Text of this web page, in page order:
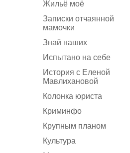
Жильё моё
Записки отчаянной
мамочки
Знай наших
Испытано на себе
История с Еленой
Мавлихановой
Колонка юриста
Криминфо
Крупным планом
Культура